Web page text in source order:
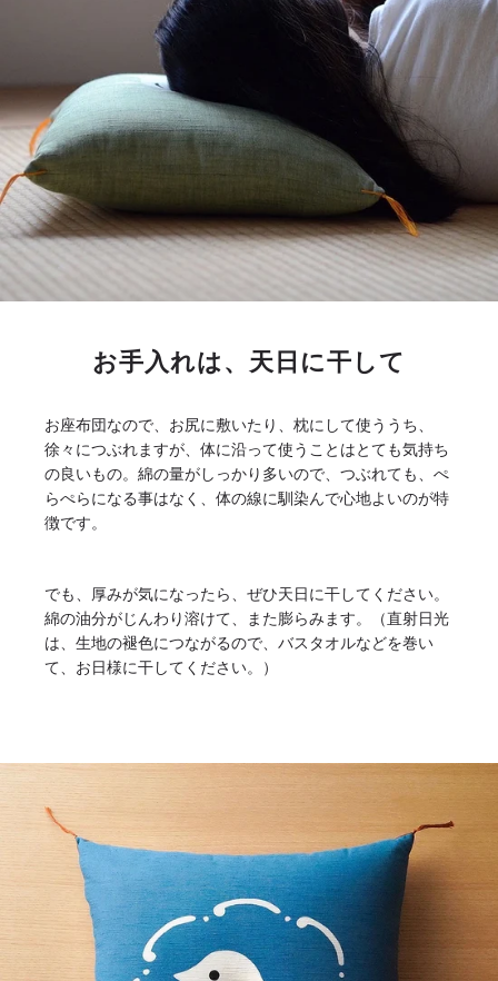
お手入れは、天日に干して
お座布団なので、お尻に敷いたり、枕にして使ううち、
徐々につぶれますが、体に沿って使うことはとても気持ち
の良いもの。綿の量がしっかり多いので、つぶれても、ぺ
らぺらになる事はなく、体の線に馴染んで心地よいのが特
徴です。
でも、厚みが気になったら、ぜひ天日に干してください。
綿の油分がじんわり溶けて、また膨らみます。（直射日光
は、生地の褪色につながるので、バスタオルなどを巻い
て、お日様に干してください。）